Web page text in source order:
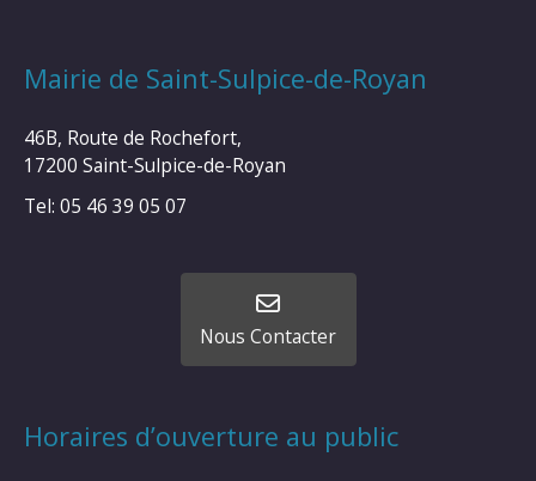
Mairie de Saint-Sulpice-de-Royan
46B, Route de Rochefort,
17200 Saint-Sulpice-de-Royan
Tel: 05 46 39 05 07
Nous Contacter
Horaires d’ouverture au public